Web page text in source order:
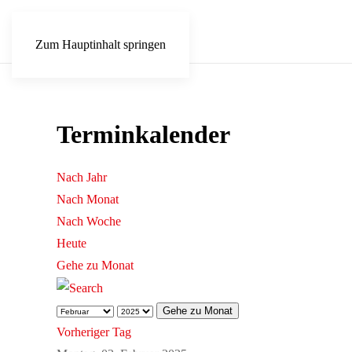
Zum Hauptinhalt springen
Terminkalender
Nach Jahr
Nach Monat
Nach Woche
Heute
Gehe zu Monat
Gehe zu Monat
Vorheriger Tag